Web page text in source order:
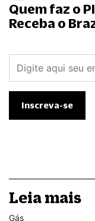
Quem faz o
Receba o
Leia mais
Gás